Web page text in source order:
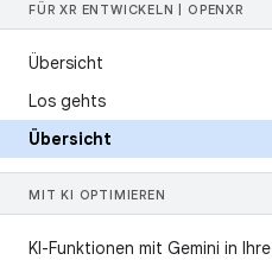
FÜR XR ENTWICKELN OPENXR
Übersicht
Los gehts
Übersicht
MIT KI OPTIMIEREN
KI-Funktionen mit Gemini in Ihre